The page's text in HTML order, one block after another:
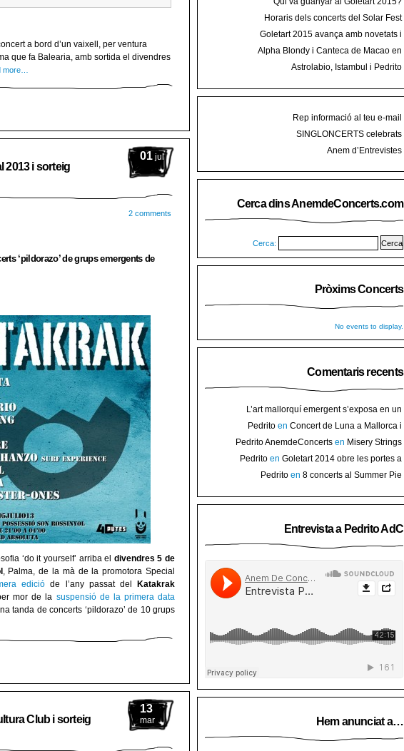
a bord d’un vaixell, per ventura
que fa Balearia, amb sortida el divendres
more…
01 jul
2013 i sorteig
2 comments
‘pildorazo’ de grups emergents de
‘do it yourself’ arriba el divendres 5 de
, Palma, de la mà de la promotora Special
edició de l’any passat del
Katakrak
mor de la suspensió de la primera data
tanda de concerts ‘pildorazo’ de 10 grups
13
mar
Club i sorteig
Horaris dels concerts del Solar Fest
2015 a Mallorca
Goletart 2015 avança amb novetats i
encetarà la LI Festa des Vermar amb art
Alpha Blondy i Canteca de Macao en
concert al Mallorca Roots Festival
Astrolabio, Istambul i Pedrito
Rep informació al teu e-mail
SINGLONCERTS celebrats
Anem d’Entrevistes
Cerca dins AnemdeConcerts.com
Cerca:
Pròxims Concerts
No events to display.
Comentaris recents
L’art mallorquí emergent s’exposa en un
carrer de Binissalem ⋆ Noticias de hoy
en
Binissalem
Pedrito en Concert de Luna a Mallorca i
sorteig d’entrades
Pedrito AnemdeConcerts en Misery Strings
presenten nou disc al Teatre Mar i Terra de
Pedrito en Goletart 2014 obre les portes a
l’art de Binissalem
Pedrito en 8 concerts al Summer Pie
Entrevista a Pedrito AdC
Hem anunciat a…